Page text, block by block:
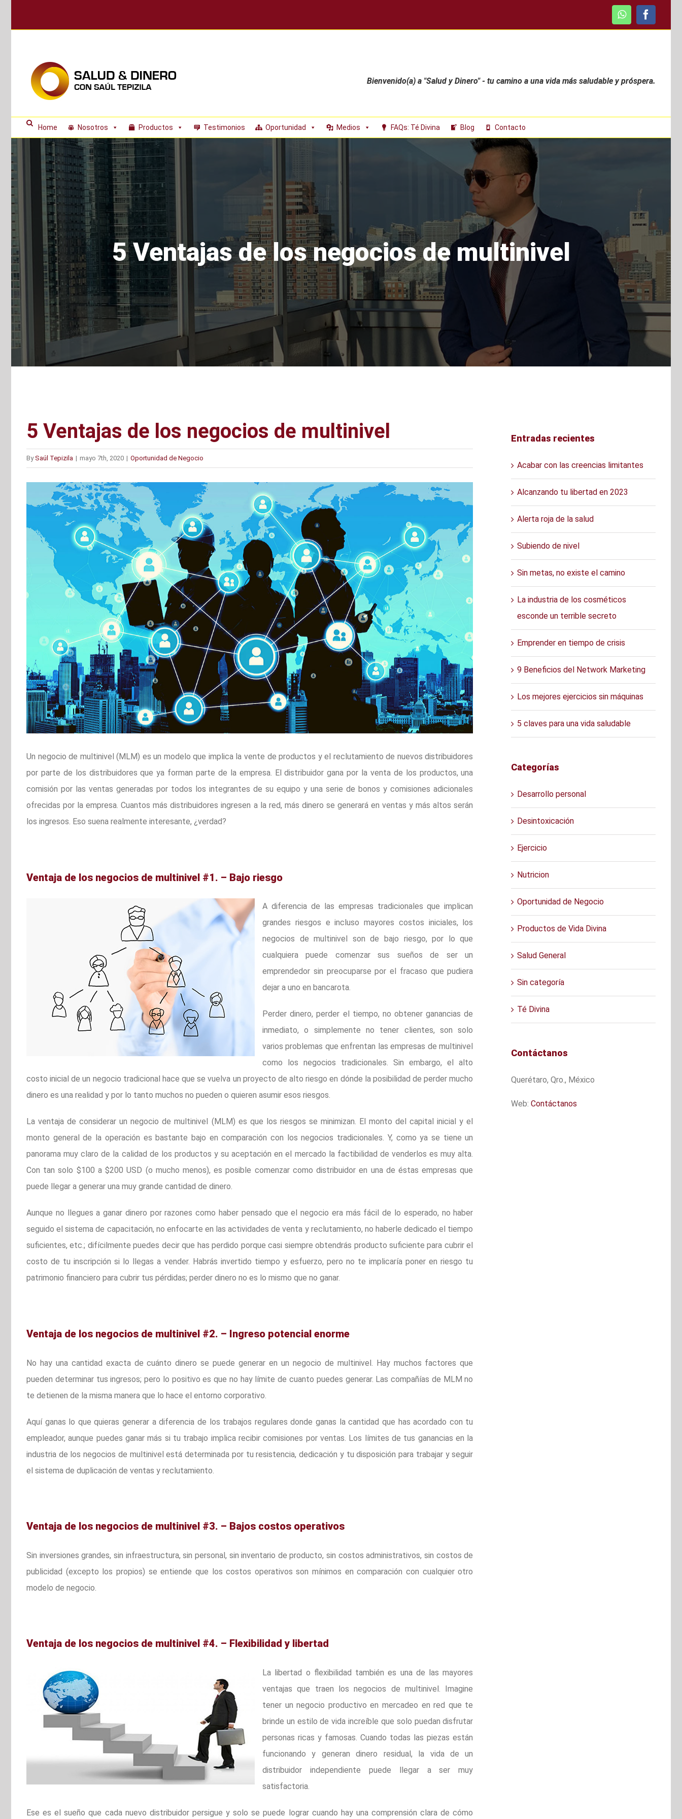
WhatsApp
Bienvenido(a) a "Salud y Dinero" - tu camino a una vida más saludable y próspera.
Home Nosotros Productos Testimonios Oportunidad Medios FAQs: Té Divina Blog Contacto
5 Ventajas de los negocios de multinivel
5 Ventajas de los negocios de multinivel
BySaúl Tepizila | mayo 7th, 2020 | Oportunidad de Negocio
Larger
Un negocio de multinivel (MLM) es un modelo que implica la vente de productos y el reclutamiento de nuevos distribuidores
por parte de los distribuidores que ya forman parte de la empresa. El distribuidor gana por la venta de los productos, una
comisión por las ventas generadas por todos los integrantes de su equipo y una serie de bonos y comisiones adicionales
ofrecidas por la empresa. Cuantos más distribuidores ingresen a la red, más dinero se generará en ventas y más altos serán
los ingresos. Eso suena realmente interesante, ¿verdad?
Ventaja de los negocios de multinivel #1. – Bajo riesgo
A diferencia de las empresas tradicionales que implican
grandes riesgos e incluso mayores costos iniciales, los
negocios de multinivel son de bajo riesgo, por lo que
cualquiera puede comenzar sus sueños de ser un
emprendedor sin preocuparse por el fracaso que pudiera
dejar a uno en bancarota.
Perder dinero, perder el tiempo, no obtener ganancias de
inmediato, o simplemente no tener clientes, son solo
varios problemas que enfrentan las empresas de multinivel
como los negocios tradicionales. Sin embargo, el alto
costo inicial de un negocio tradicional hace que se vuelva un proyecto de alto riesgo en dónde la posibilidad de perder mucho
dinero es una realidad y por lo tanto muchos no pueden o quieren asumir esos riesgos.
La ventaja de considerar un negocio de multinivel (MLM) es que los riesgos se minimizan. El monto del capital inicial y el
monto general de la operación es bastante bajo en comparación con los negocios tradicionales. Y, como ya se tiene un
panorama muy claro de la calidad de los productos y su aceptación en el mercado la factibilidad de venderlos es muy alta.
Con tan solo $100 a $200 USD (o mucho menos), es posible comenzar como distribuidor en una de éstas empresas que
puede llegar a generar una muy grande cantidad de dinero.
Aunque no llegues a ganar dinero por razones como haber pensado que el negocio era más fácil de lo esperado, no haber
seguido el sistema de capacitación, no enfocarte en las actividades de venta y reclutamiento, no haberle dedicado el tiempo
suficientes, etc.; difícilmente puedes decir que has perdido porque casi siempre obtendrás producto suficiente para cubrir el
costo de tu inscripción si lo llegas a vender. Habrás invertido tiempo y esfuerzo, pero no te implicaría poner en riesgo tu
patrimonio financiero para cubrir tus pérdidas; perder dinero no es lo mismo que no ganar.
Ventaja de los negocios de multinivel #2. – Ingreso potencial enorme
No hay una cantidad exacta de cuánto dinero se puede generar en un negocio de multinivel. Hay muchos factores que
pueden determinar tus ingresos; pero lo positivo es que no hay límite de cuanto puedes generar. Las compañías de MLM no
te detienen de la misma manera que lo hace el entorno corporativo.
Aquí ganas lo que quieras generar a diferencia de los trabajos regulares donde ganas la cantidad que has acordado con tu
empleador, aunque puedes ganar más si tu trabajo implica recibir comisiones por ventas. Los límites de tus ganancias en la
industria de los negocios de multinivel está determinada por tu resistencia, dedicación y tu disposición para trabajar y seguir
el sistema de duplicación de ventas y reclutamiento.
Ventaja de los negocios de multinivel #3. – Bajos costos operativos
Sin inversiones grandes, sin infraestructura, sin personal, sin inventario de producto, sin costos administrativos, sin costos de
publicidad (excepto los propios) se entiende que los costos operativos son mínimos en comparación con cualquier otro
modelo de negocio.
Ventaja de los negocios de multinivel #4. – Flexibilidad y libertad
La libertad o flexibilidad también es una de las mayores
ventajas que traen los negocios de multinivel. Imagine
tener un negocio productivo en mercadeo en red que te
brinde un estilo de vida increíble que solo puedan disfrutar
personas ricas y famosas. Cuando todas las piezas están
funcionando y generan dinero residual, la vida de un
distribuidor independiente puede llegar a ser muy
satisfactoria.
Ese es el sueño que cada nuevo distribuidor persigue y solo se puede lograr cuando hay una comprensión clara de cómo
Entradas recientes
Acabar con las creencias limitantes
Alcanzando tu libertad en 2023
Alerta roja de la salud
Subiendo de nivel
Sin metas, no existe el camino
La industria de los cosméticos
esconde un terrible secreto
Emprender en tiempo de crisis
9 Beneficios del Network Marketing
Los mejores ejercicios sin máquinas
5 claves para una vida saludable
Categorías
Desarrollo personal
Desintoxicación
Ejercicio
Nutricion
Oportunidad de Negocio
Productos de Vida Divina
Salud General
Sin categoría
Té Divina
Contáctanos
Querétaro, Qro., México
Web: Contáctanos